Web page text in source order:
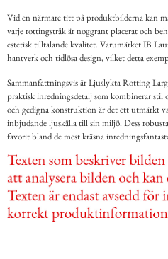
Vid en närmare titt på produktbilderna kan
varje rottingstråk är noggrant placerat och
estetisk tilltalande kvalitet. Varumärket IB
hantverk och tidlösa design, vilket detta
Sammanfattningsvis är Ljuslykta Rotting
praktisk inredningsdetalj som kombinerar
och gedigna konstruktion är det ett utmärkt
inbjudande ljuskälla till sin miljö. Dess
favorit bland de mest kräsna